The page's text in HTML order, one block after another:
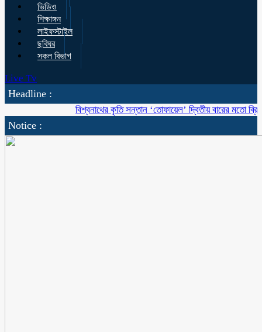
ভিডিও
শিক্ষাঙ্গন
লাইফস্টাইল
ছবিঘর
সকল বিভাগ
Live Tv
Headline :
বিশ্বনাথের কৃতি সন্তান ‘তোফায়েল’ দ্বিতীয় বারের মতো ব্রিটিশ
Notice :